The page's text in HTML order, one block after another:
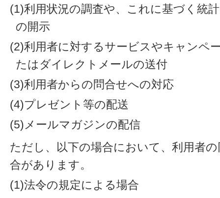
(1)利用状況の調査や、これに基づく統
の開示
(2)利用者に対するサービスやキャンペ
たはダイレクトメールの送付
(3)利用者からの問合せへの対応
(4)プレゼント等の配送
(5)メールマガジンの配信
ただし、以下の場合において、利用者
合があります。
(1)法令の規定による場合